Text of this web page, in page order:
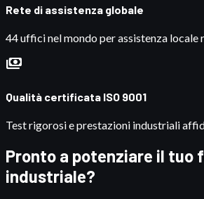
Rete di assistenza globale
44 uffici nel mondo per assistenza locale
payments
Qualità certificata ISO 9001
Test rigorosi e prestazioni industriali
Pronto a potenziare il tuo
industriale?